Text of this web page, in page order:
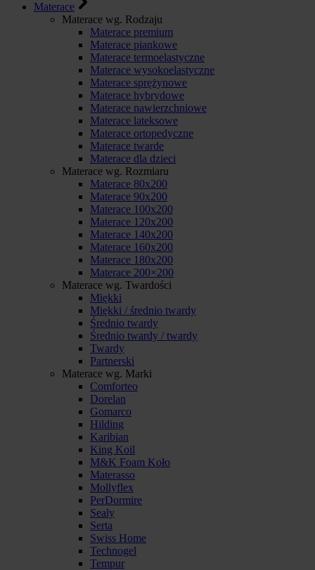
Materace
Materace wg. Rodzaju
Materace premium
Materace piankowe
Materace termoelastyczne
Materace wysokoelastyczne
Materace sprężynowe
Materace hybrydowe
Materace nawierzchniowe
Materace lateksowe
Materace ortopedyczne
Materace twarde
Materace dla dzieci
Materace wg. Rozmiaru
Materace 80x200
Materace 90x200
Materace 100x200
Materace 120x200
Materace 140x200
Materace 160x200
Materace 180x200
Materace 200×200
Materace wg. Twardości
Miękki
Miękki / średnio twardy
Średnio twardy
Średnio twardy / twardy
Twardy
Partnerski
Materace wg. Marki
Comforteo
Dorelan
Gomarco
Hilding
Karibian
King Koil
M&K Foam Koło
Materasso
Mollyflex
PerDormire
Sealy
Serta
Swiss Home
Technogel
Tempur